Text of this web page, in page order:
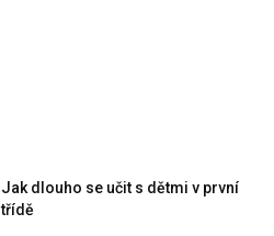
Jak dlouho se učit s dětmi v první
třídě